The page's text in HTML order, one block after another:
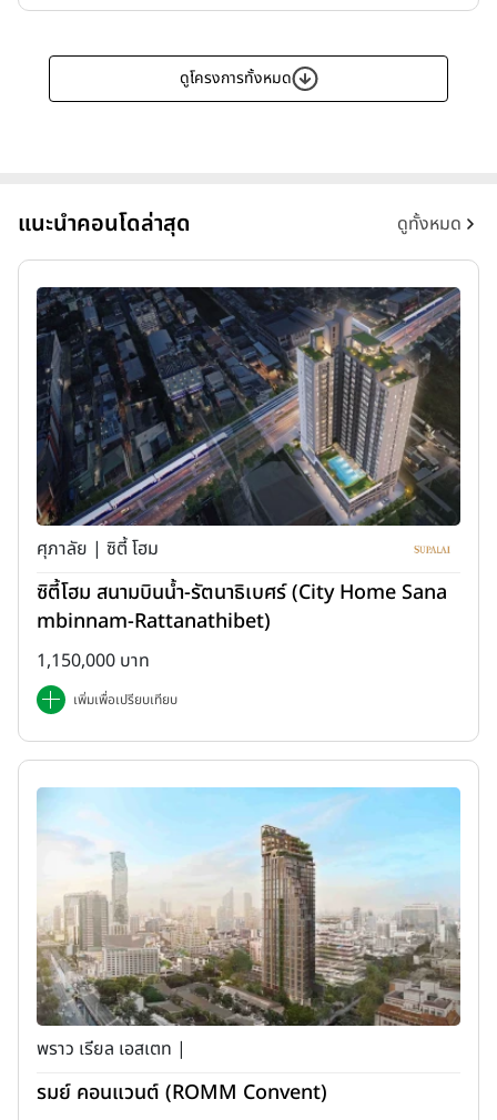
ดูโครงการทั้งหมด
แนะนำคอนโดล่าสุด ดูทั้งหมด
ศุภาลัย | ซิตี้ โฮม
ซิตี้โฮม สนามบินน้ำ-รัตนาธิเบศร์ (City Home Sana
mbinnam-Rattanathibet)
1,150,000 บาท
เพิ่มเพื่อเปรียบเทียบ
พราว เรียล เอสเตท |
รมย์ คอนแวนต์ (ROMM Convent)